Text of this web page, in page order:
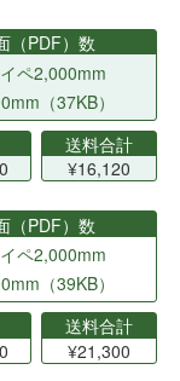
（PDF）数
イペ2,000mm
（37KB）
送料合計
¥16,120
（PDF）数
イペ2,000mm
（39KB）
送料合計
¥21,300